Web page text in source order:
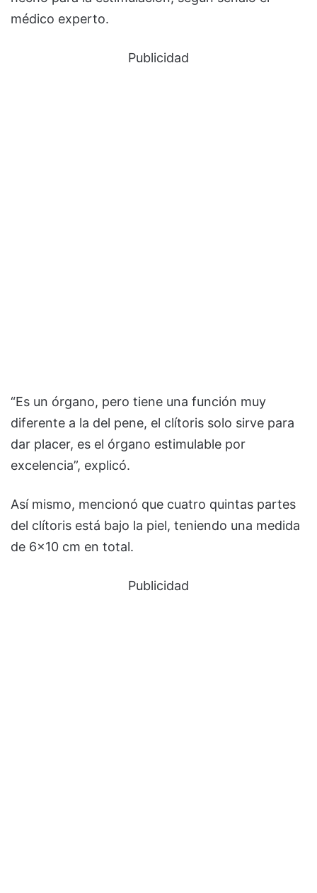
médico experto.
Publicidad
“Es un órgano, pero tiene una función muy
diferente a la del pene, el clítoris solo sirve para
dar placer, es el órgano estimulable por
excelencia”, explicó.
Así mismo, mencionó que cuatro quintas partes
del clítoris está bajo la piel, teniendo una medida
de 6×10 cm en total.
Publicidad